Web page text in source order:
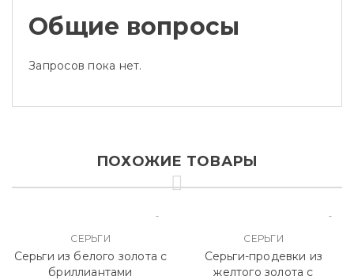
Общие вопросы
Запросов пока нет.
ПОХОЖИЕ ТОВАРЫ
СЕРЬГИ
Серьги из белого золота с
бриллиантами
СЕРЬГИ
Серьги-продевки из
желтого золота с